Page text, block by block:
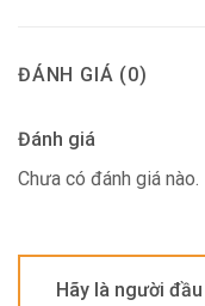
ĐÁNH GIÁ (0)
Đánh giá
Chưa có đánh giá nào.
Hãy là người